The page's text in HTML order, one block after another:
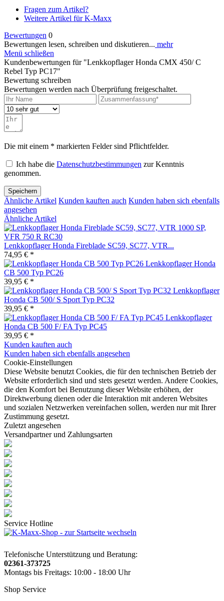
Fragen zum Artikel?
Weitere Artikel für K-Maxx
Bewertungen 0
Bewertungen lesen, schreiben und diskutieren... mehr
Menü schließen
Kundenbewertungen für "Lenkkopflager Honda CMX 450/ C
Rebel Typ PC17"
Bewertung schreiben
Bewertungen werden nach Überprüfung freigeschaltet.
Die mit einem * markierten Felder sind Pflichtfelder.
Ich habe die Datenschutzbestimmungen zur Kenntnis
genommen.
Speichern
Ähnliche Artikel Kunden kauften auch Kunden haben sich ebenfalls
angesehen
Ähnliche Artikel
Lenkkopflager Honda Fireblade SC59, SC77, VTR...
74,95 € *
Lenkkopflager Honda
CB 500 Typ PC26
39,95 € *
Lenkkopflager
Honda CB 500/ S Sport Typ PC32
39,95 € *
Lenkkopflager
Honda CB 500 F/ FA Typ PC45
39,95 € *
Kunden kauften auch
Kunden haben sich ebenfalls angesehen
Cookie-Einstellungen
Diese Website benutzt Cookies, die für den technischen Betrieb der
Website erforderlich sind und stets gesetzt werden. Andere Cookies,
die den Komfort bei Benutzung dieser Website erhöhen, der
Direktwerbung dienen oder die Interaktion mit anderen Websites
und sozialen Netzwerken vereinfachen sollen, werden nur mit Ihrer
Zustimmung gesetzt.
Zuletzt angesehen
Versandpartner und Zahlungsarten
Service Hotline
Telefonische Unterstützung und Beratung:
02361-373725
Montags bis Freitags: 10:00 - 18:00 Uhr
Shop Service